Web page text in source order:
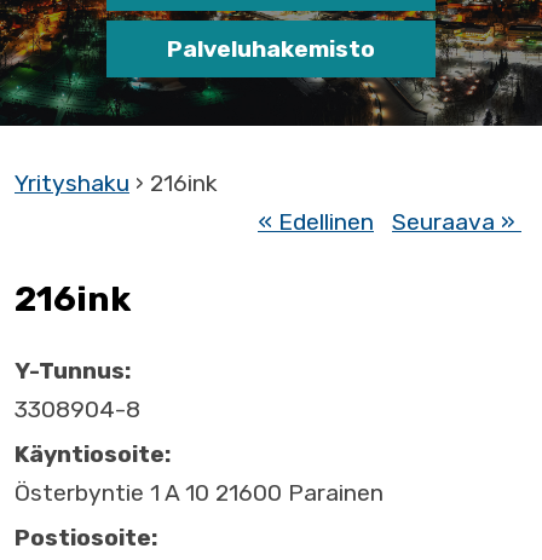
Palveluhakemisto
Yrityshaku › 216ink
« Edellinen
Seuraava »
216ink
Y-Tunnus:
3308904-8
Käyntiosoite:
Österbyntie 1 A 10 21600 Parainen
Postiosoite: